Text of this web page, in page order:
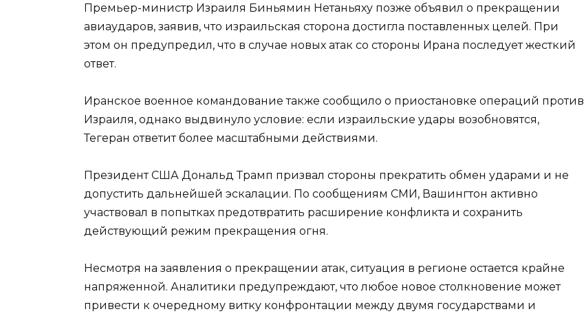
Премьер-министр Израиля Биньямин Нетаньяху позже объявил о прекращении
авиаударов, заявив, что израильская сторона достигла поставленных целей. При
этом он предупредил, что в случае новых атак со стороны Ирана последует жесткий
ответ.
Иранское военное командование также сообщило о приостановке операций против
Израиля, однако выдвинуло условие: если израильские удары возобновятся,
Тегеран ответит более масштабными действиями.
Президент США Дональд Трамп призвал стороны прекратить обмен ударами и не
допустить дальнейшей эскалации. По сообщениям СМИ, Вашингтон активно
участвовал в попытках предотвратить расширение конфликта и сохранить
действующий режим прекращения огня.
Несмотря на заявления о прекращении атак, ситуация в регионе остается крайне
напряженной. Аналитики предупреждают, что любое новое столкновение может
привести к очередному витку конфронтации между двумя государствами и